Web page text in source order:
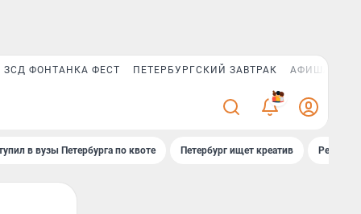
ЗСД ФОНТАНКА ФЕСТ ПЕТЕРБУРГСКИЙ ЗАВТРАК АФИША PLUS
3
в вузы Петербурга по квоте Петербург ищет креатив